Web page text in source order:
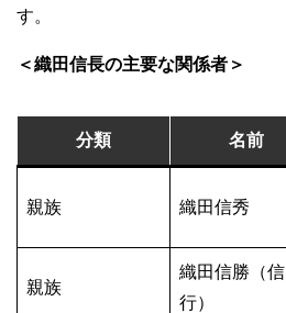
す。
＜織田信長の主要な関係者＞
分類 名前
親族 織田信秀
親族
織田信勝（信
行）